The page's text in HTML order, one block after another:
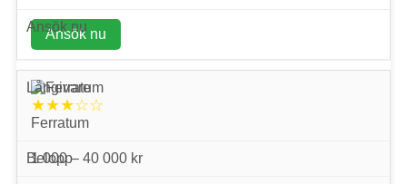
Ansök nu
★★★☆☆
Ferratum
1 000 – 40 000 kr